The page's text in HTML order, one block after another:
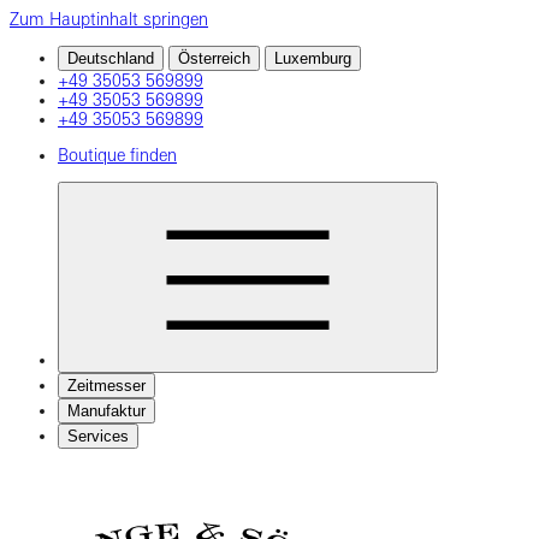
Zum Hauptinhalt springen
Deutschland Österreich Luxemburg
+49 35053 569899
+49 35053 569899
+49 35053 569899
Boutique finden
Zeitmesser
Manufaktur
Services